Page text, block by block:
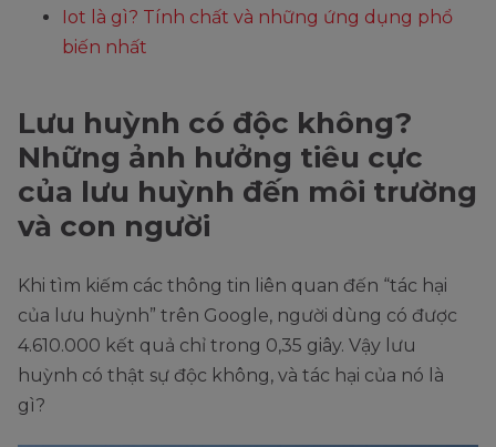
Iot là gì? Tính chất và những ứng dụng phổ
biến nhất
Lưu huỳnh có độc không?
Những ảnh hưởng tiêu cực
của lưu huỳnh đến môi trường
và con người
Khi tìm kiếm các thông tin liên quan đến “tác hại
của lưu huỳnh” trên Google, người dùng có được
4.610.000 kết quả chỉ trong 0,35 giây. Vậy lưu
huỳnh có thật sự độc không, và tác hại của nó là
gì?